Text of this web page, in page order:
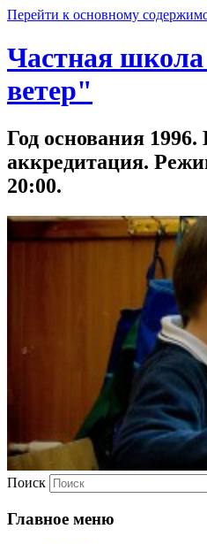
Перейти к основному
Частная
ветер"
Год основания 1996.
аккредитация.
20:00.
Поиск
Главное меню